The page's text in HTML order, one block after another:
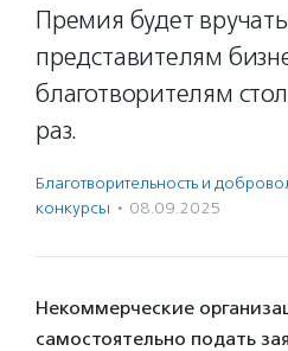
Премия будет
представителям
благотворителям
раз.
Благотвори­тель­ность и
конкурсы · 08.09.2025
Некоммерческие
самостоятельно подать